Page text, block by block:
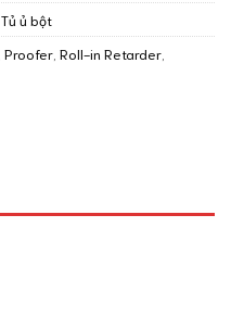
Tủ ủ bột
Proofer Roll-in Retarder